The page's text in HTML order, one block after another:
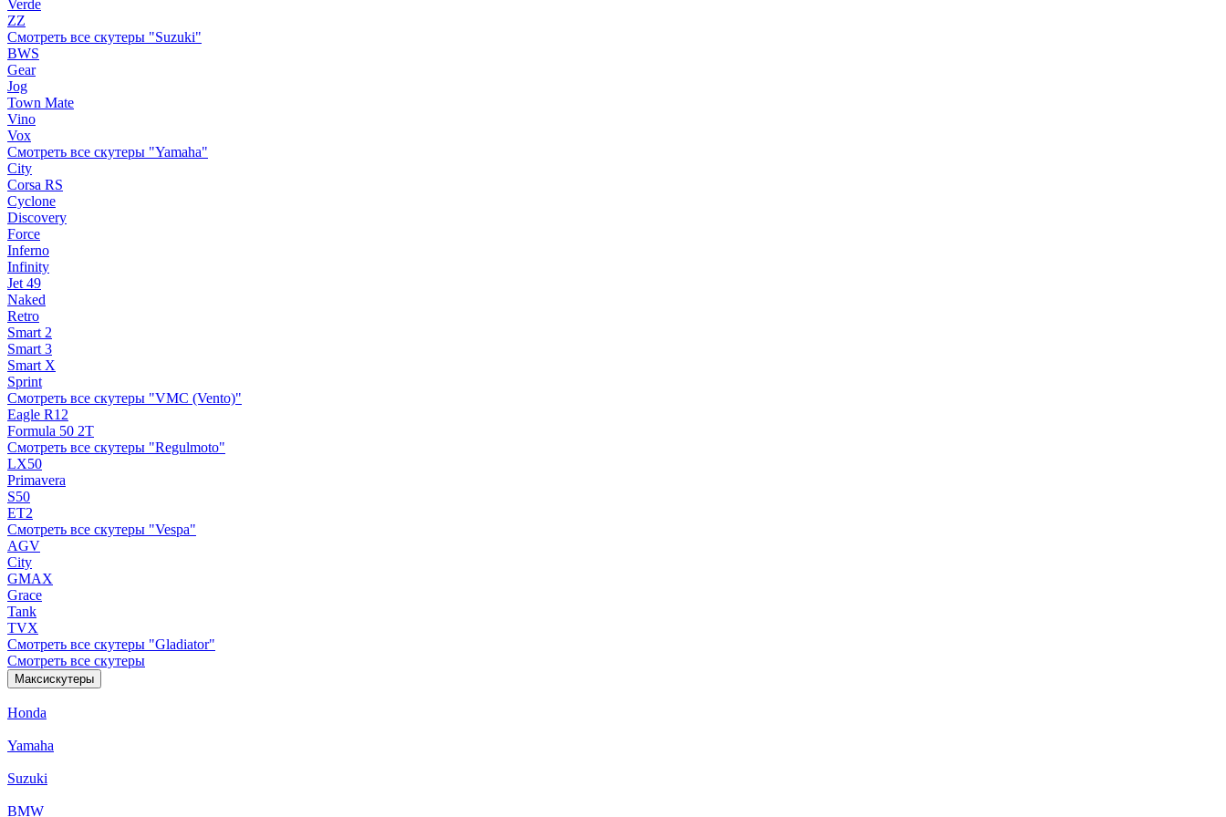
Verde
ZZ
Смотреть все скутеры "Suzuki"
BWS
Gear
Jog
Town Mate
Vino
Vox
Смотреть все скутеры "Yamaha"
City
Corsa RS
Cyclone
Discovery
Force
Inferno
Infinity
Jet 49
Naked
Retro
Smart 2
Smart 3
Smart X
Sprint
Смотреть все скутеры "VMC (Vento)"
Eagle R12
Formula 50 2Т
Смотреть все скутеры "Regulmoto"
LX50
Primavera
S50
ET2
Смотреть все скутеры "Vespa"
AGV
City
GMAX
Grace
Tank
TVX
Смотреть все скутеры "Gladiator"
Смотреть все скутеры
Максискутеры
Honda
Yamaha
Suzuki
BMW